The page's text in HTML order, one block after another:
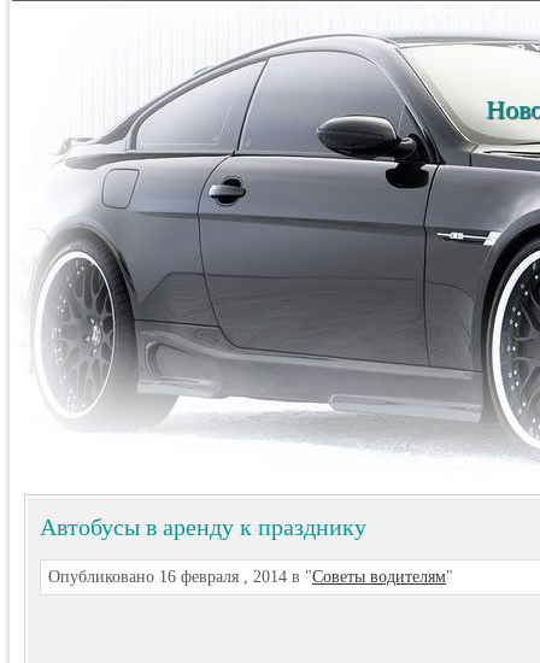
Автобусы в аренду к празднику
Опубликовано 16 февраля , 2014 в "Советы водителям"